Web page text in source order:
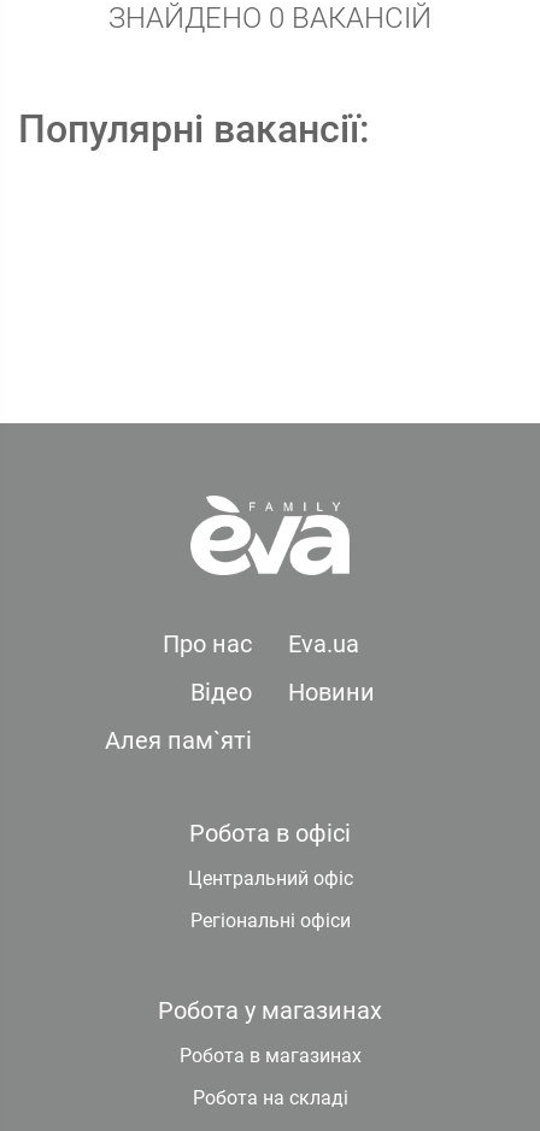
ЗНАЙДЕНО 0 ВАКАНСІЙ
Популярні вакансії:
Про нас
Eva.ua
Відео
Новини
Алея пам`яті
Робота в офісі
Центральний офіс
Регіональні офіси
Робота у магазинах
Робота в магазинах
Робота на складі